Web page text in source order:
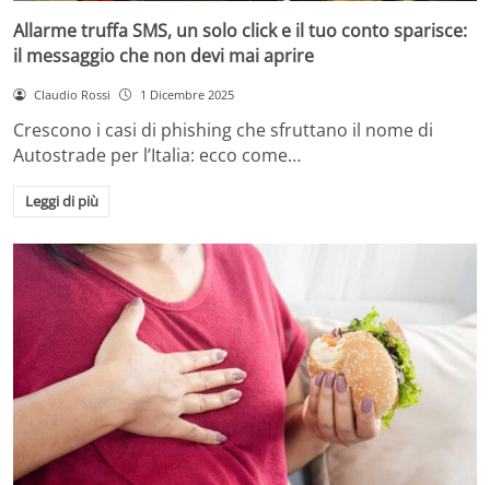
Allarme truffa SMS, un solo click e il tuo conto sparisce:
il messaggio che non devi mai aprire
Claudio Rossi 1 Dicembre 2025
Crescono i casi di phishing che sfruttano il nome di
Autostrade per l’Italia: ecco come…
Leggi di più